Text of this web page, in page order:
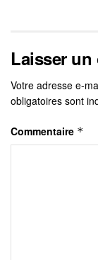
Laisser
Votre adresse e-
obligatoires sont
Commentaire *